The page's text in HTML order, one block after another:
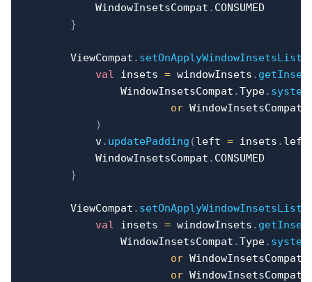
            WindowInsetsCompat
. CONSUMED
}
        ViewCompat
.
val insets = windowInsets .
                WindowInsetsCompat
.Type.
or WindowInsetsCompat
)
            v
. updatePadding (left = insets . left
            WindowInsetsCompat
. CONSUMED
}
        ViewCompat
.
val insets = windowInsets .
                WindowInsetsCompat
.Type.
or WindowInsetsCompat
or WindowInsetsCompat